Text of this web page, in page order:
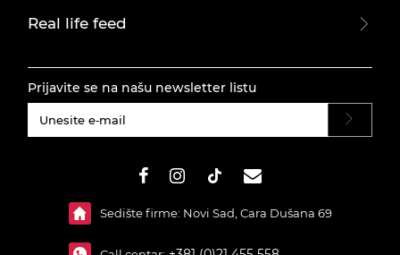
Real life feed
Prijavite se na našu newsletter listu
Sedište firme: Novi Sad, Cara Dušana 69